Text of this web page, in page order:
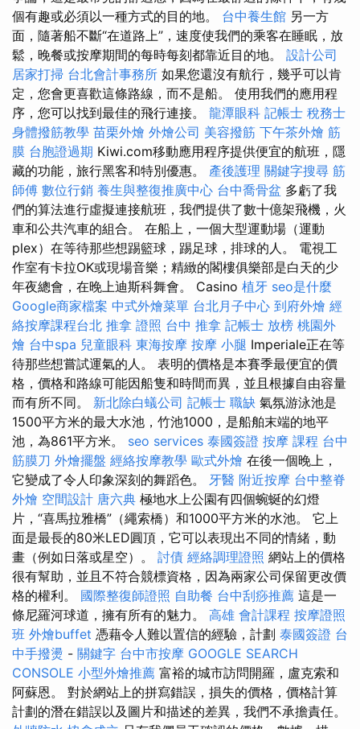
個有趣或必須以一種方式的目的地。 台中養生館 另一方
面，隨著船不斷“在道路上”，速度使我們的乘客在睡眠，放
鬆，晚餐或按摩期間的每時每刻都靠近目的地。 設計公司
居家打掃 台北會計事務所 如果您還沒有航行，幾乎可以肯
定，您會更喜歡這條路線，而不是船。 使用我們的應用程
序，您可以找到最佳的飛行連接。 龍潭眼科 記帳士 稅務士
身體撥筋教學 苗栗外燴 外燴公司 美容撥筋 下午茶外燴 筋
膜 台胞證過期 Kiwi.com移動應用程序提供便宜的航班，隱
藏的功能，旅行黑客和特別優惠。 產後護理 關鍵字搜尋 筋
師傅 數位行銷 養生與整復推廣中心 台中喬骨盆 多虧了我
們的算法進行虛擬連接航班，我們提供了數十億架飛機，火
車和公共汽車的組合。 在船上，一個大型運動場（運動
plex）在等待那些想踢籃球，踢足球，排球的人。 電視工
作室有卡拉OK或現場音樂；精緻的閣樓俱樂部是白天的少
年夜總會，在晚上迪斯科舞會。 Casino 植牙 seo是什麼
Google商家檔案 中式外燴菜單 台北月子中心 到府外燴 經
絡按摩課程台北 推拿 證照 台中 推拿 記帳士 放榜 桃園外
燴 台中spa 兒童眼科 東海按摩 按摩 小腿 Imperiale正在等
待那些想嘗試運氣的人。 表明的價格是本賽季最便宜的價
格，價格和路線可能因船隻和時間而異，並且根據自由容量
而有所不同。 新北除白蟻公司 記帳士 職缺 氣氛游泳池是
1500平方米的最大水池，竹池1000，是船舶末端的地平
池，為861平方米。 seo services 泰國簽證 按摩 課程 台中
筋膜刀 外燴擺盤 經絡按摩教學 歐式外燴 在後一個晚上，
它變成了令人印象深刻的舞蹈色。 牙醫 附近按摩 台中整脊
外燴 空間設計 唐六典 極地水上公園有四個蜿蜒的幻燈
片，“喜馬拉雅橋”（繩索橋）和1000平方米的水池。 它上
面是最長的80米LED圓頂，它可以表現出不同的情緒，動
畫（例如日落或星空）。 討債 經絡調理證照 網站上的價格
很有幫助，並且不符合競標資格，因為兩家公司保留更改價
格的權利。 國際整復師證照 自助餐 台中刮痧推薦 這是一
條尼羅河球道，擁有所有的魅力。 高雄 會計課程 按摩證照
班 外燴buffet 憑藉令人難以置信的經驗，計劃 泰國簽證 台
中手撥燙 - 關鍵字 台中市按摩 GOOGLE SEARCH
CONSOLE 小型外燴推薦 富裕的城市訪問開羅，盧克索和
阿蘇恩。 對於網站上的拼寫錯誤，損失的價格，價格計算
計劃的潛在錯誤以及圖片和描述的差異，我們不承擔責任。